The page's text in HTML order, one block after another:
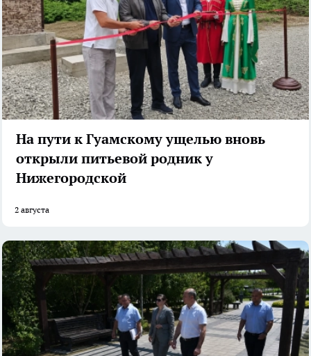
На пути к Гуамскому ущелью вновь
открыли питьевой родник у
Нижегородской
2 августа